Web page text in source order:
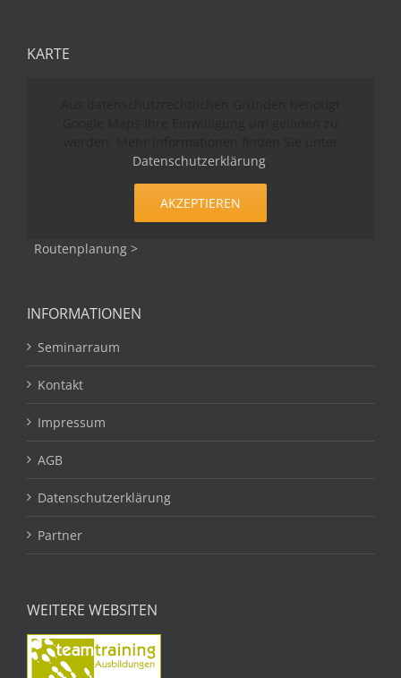
KARTE
Datenschutzerklärung.
AKZEPTIEREN
Routenplanung >
INFORMATIONEN
Seminarraum
Kontakt
Impressum
AGB
Datenschutzerklärung
Partner
WEITERE WEBSITEN